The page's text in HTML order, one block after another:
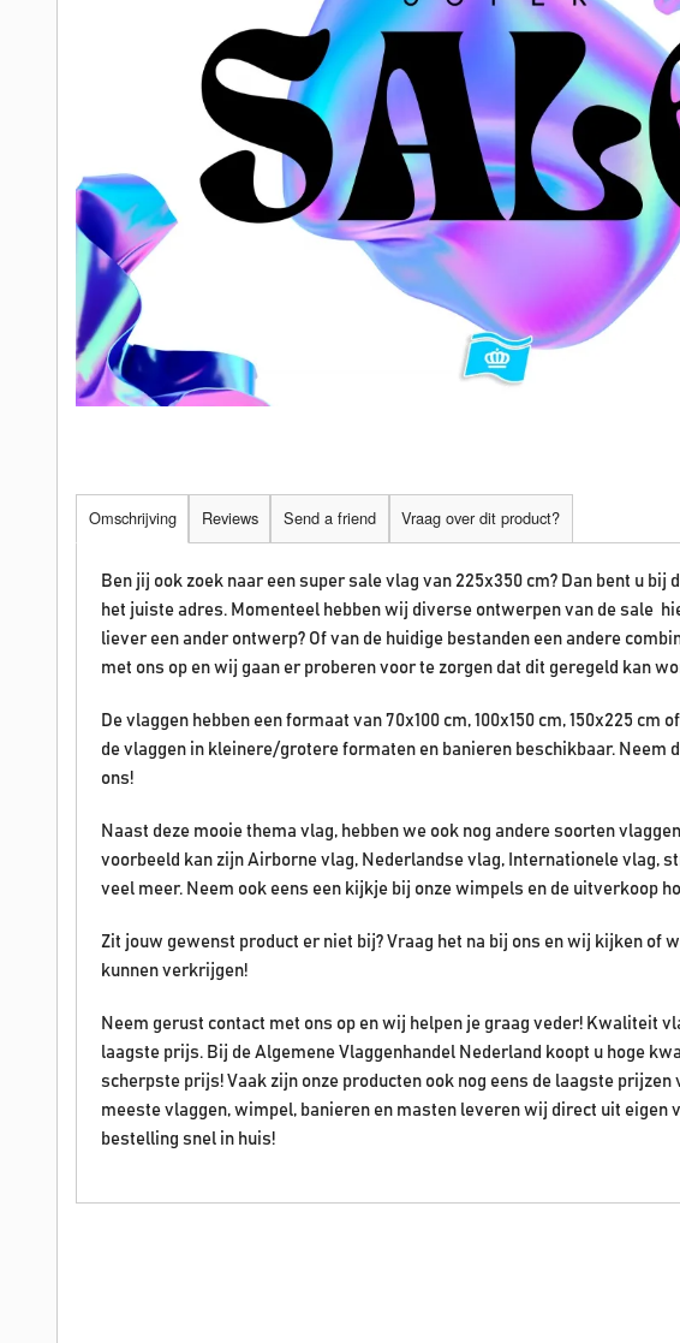
Omschrijving Reviews Send a friend Vraag over dit product?
Ben jij ook zoek naar een super sale vlag van 225x350 cm? Dan bent u bij
het juiste adres. Momenteel hebben wij diverse ontwerpen van de sale
liever een ander ontwerp? Of van de huidige bestanden een andere
met ons op en wij gaan er proberen voor te zorgen dat dit geregeld kan
De vlaggen hebben een formaat van 70x100 cm, 100x150 cm, 150x225 cm
de vlaggen in kleinere/grotere formaten en banieren beschikbaar. Neem
ons!
Naast deze mooie thema vlag, hebben we ook nog andere soorten
voorbeeld kan zijn Airborne vlag, Nederlandse vlag, Internationele vlag,
veel meer. Neem ook eens een kijkje bij onze wimpels en de uitverkoop
Zit jouw gewenst product er niet bij? Vraag het na bij ons en wij kijken of
kunnen verkrijgen!
Neem gerust contact met ons op en wij helpen je graag veder! Kwaliteit
laagste prijs. Bij de Algemene Vlaggenhandel Nederland koopt u hoge
scherpste prijs! Vaak zijn onze producten ook nog eens de laagste prijzen
meeste vlaggen, wimpel, banieren en masten leveren wij direct uit eigen
bestelling snel in huis!